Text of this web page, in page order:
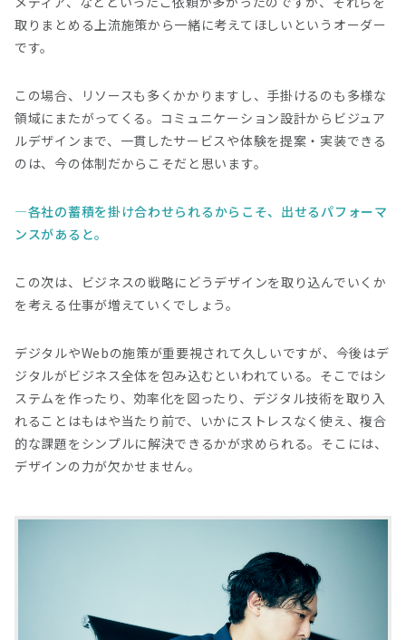
取りまとめる上流施策から一緒に考えてほしいというオーダー
です。
この場合、リソースも多くかかりますし、手掛けるのも多様な
領域にまたがってくる。コミュニケーション設計からビジュア
ルデザインまで、一貫したサービスや体験を提案・実装できる
のは、今の体制だからこそだと思います。
各社の蓄積を掛け合わせられるからこそ、出せるパフォーマ
ンスがあると。
この次は、ビジネスの戦略にどうデザインを取り込んでいくか
を考える仕事が増えていくでしょう。
デジタルやWebの施策が重要視されて久しいですが、今後はデ
ジタルがビジネス全体を包み込むといわれている。そこではシ
ステムを作ったり、効率化を図ったり、デジタル技術を取り入
れることはもはや当たり前で、いかにストレスなく使え、複合
的な課題をシンプルに解決できるかが求められる。そこには、
デザインの力が欠かせません。